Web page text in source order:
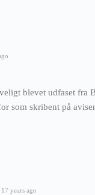
blevet udfaset fra
som skribent på
17 years ago